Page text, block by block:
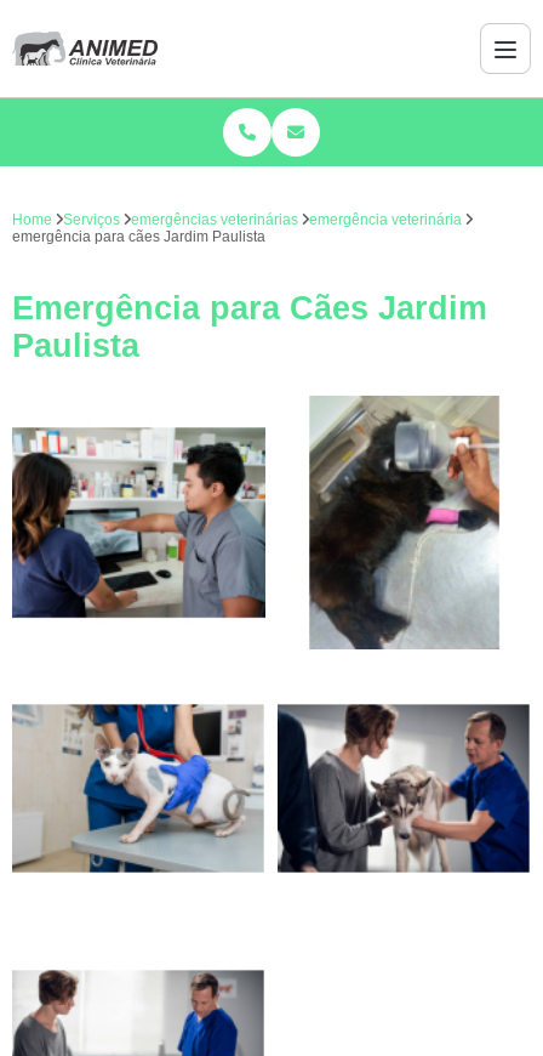
Home Serviços emergências veterinárias
emergência veterinária
emergência para cães Jardim Paulista
Emergência para Cães Jardim
Paulista